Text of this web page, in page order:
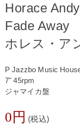
Horace Andy
Fade Away
ホレス・ア
P Jazzbo Music
7" 45rpm
ジャマイカ盤
0円 (税込)